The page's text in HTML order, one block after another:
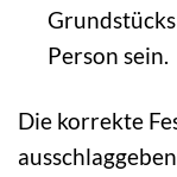
Person sein.
Die korrekte